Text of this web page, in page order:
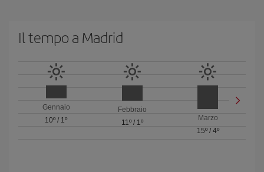
Il tempo a Madrid
Gennaio
10º / 1º
Febbraio
11º/ 1º
Marzo
15º/ 4º